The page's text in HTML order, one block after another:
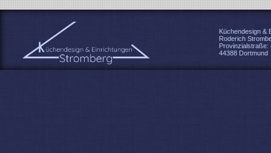
Küchendesign &
Roderich
Provinzialstraße:
44388 Dortmund